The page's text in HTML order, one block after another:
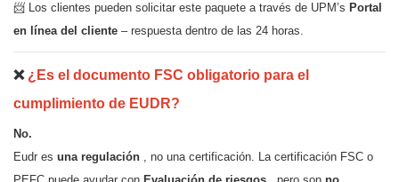
📨 Los clientes pueden solicitar este paquete a través de UPM’s Portal
en línea del cliente – respuesta dentro de las 24 horas.
❌ ¿Es el documento FSC obligatorio para el
cumplimiento de EUDR?
No.
Eudr es una regulación , no una certificación. La certificación FSC o